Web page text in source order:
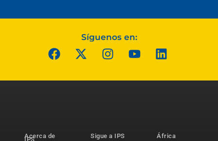
Síguenos en:
Acerca de
IPS Sigue a IPS África